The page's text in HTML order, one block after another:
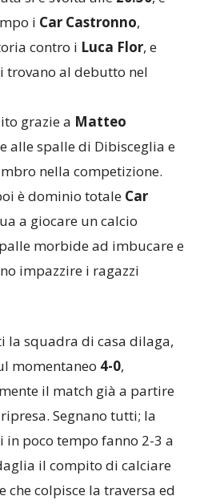
i Car Castronno,
contro i Luca Flor, e
trovano al debutto nel
grazie a Matteo
alle spalle di Dibisceglia e
nella competizione.
è dominio totale Car
a giocare un calcio
morbide ad imbucare e
impazzire i ragazzi
la squadra di casa dilaga,
momentaneo 4-0,
il match già a partire
Segnano tutti; la
in poco tempo fanno 2-3 a
il compito di calciare
che colpisce la traversa ed